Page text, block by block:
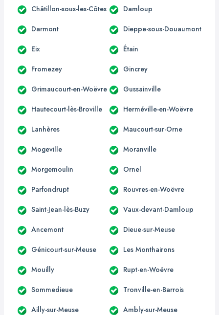
Châtillon-sous-les-Côtes Damloup
Darmont Dieppe-sous-Douaumont
Eix Étain
Fromezey Gincrey
Grimaucourt-en-Woëvre Gussainville
Hautecourt-lès-Broville Herméville-en-Woëvre
Lanhères Maucourt-sur-Orne
Mogeville Moranville
Morgemoulin Ornel
Parfondrupt Rouvres-en-Woëvre
Saint-Jean-lès-Buzy Vaux-devant-Damloup
Ancemont Dieue-sur-Meuse
Génicourt-sur-Meuse Les Monthairons
Mouilly Rupt-en-Woëvre
Sommedieue Tronville-en-Barrois
Ailly-sur-Meuse Ambly-sur-Meuse